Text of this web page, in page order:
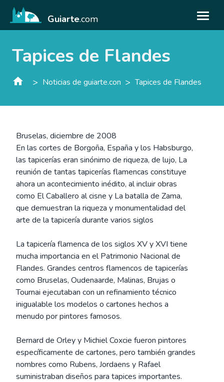
Guiarte.com
Tapices de Flandes
> Noticias de guiarte.con > Tapices de Flandes
Bruselas, diciembre de 2008
En las cortes de Borgoña, España y los Habsburgo,
las tapicerías eran sinónimo de riqueza, de lujo, La
reunión de tantas tapicerías flamencas constituye
ahora un acontecimiento inédito, al incluir obras
como El Caballero al cisne y La batalla de Zama,
que demuestran la riqueza y monumentalidad del
arte de la tapicería durante varios siglos
La tapicería flamenca de los siglos XV y XVI tiene
mucha importancia en el Patrimonio Nacional de
Flandes. Grandes centros flamencos de tapicerías
como Bruselas, Oudenaarde, Malinas, Brujas o
Tournai ejecutaban con un refinamiento técnico
inigualable los modelos o cartones hechos a
menudo por pintores famosos.
Bernard de Orley y Michiel Coxcie fueron pintores
específicamente de cartones, pero también grandes
nombres como Rubens, Jordaens y Rafael
suministraban diseños para tapices importantes.